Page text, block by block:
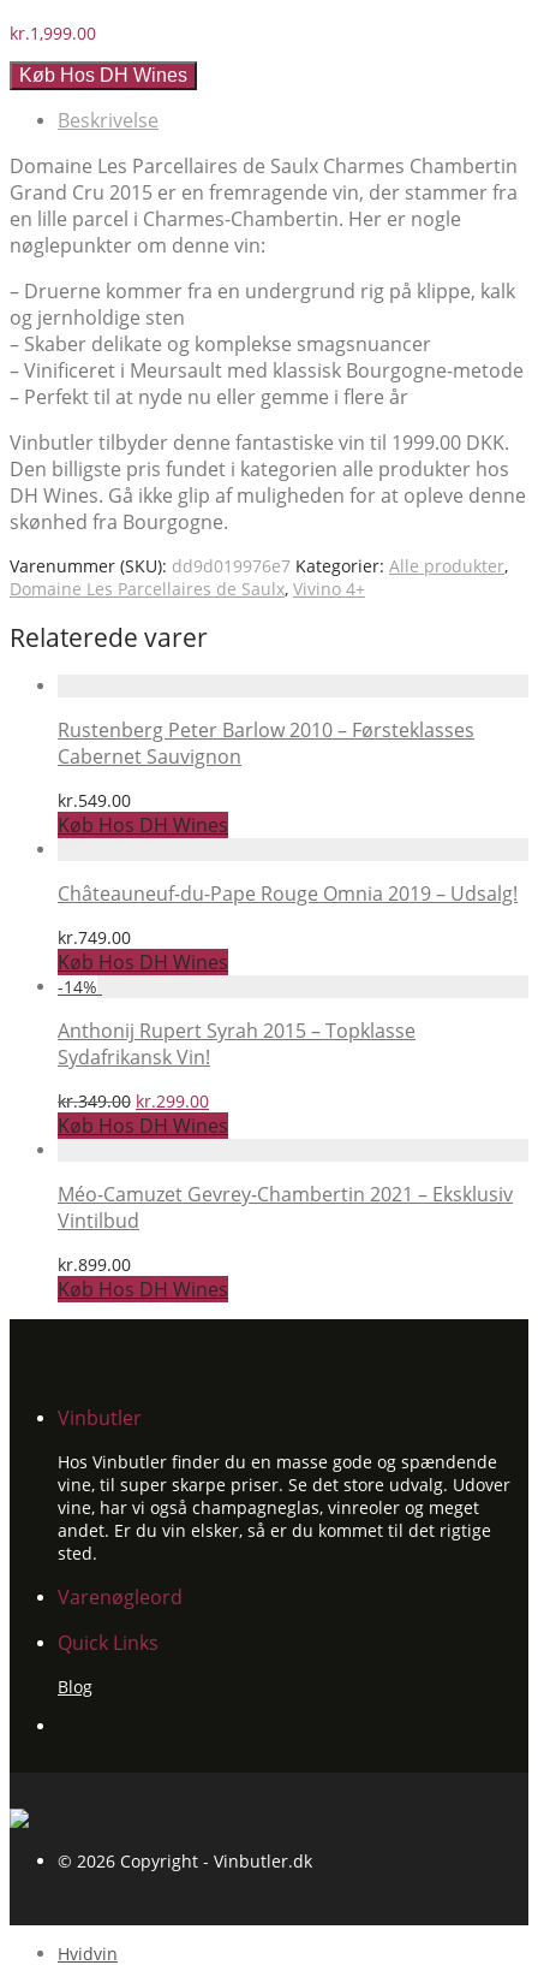
kr.1,999.00
Køb Hos DH Wines
Beskrivelse
Domaine Les Parcellaires de Saulx Charmes Chambertin
Grand Cru 2015 er en fremragende vin, der stammer fra
en lille parcel i Charmes-Chambertin. Her er nogle
nøglepunkter om denne vin:
– Druerne kommer fra en undergrund rig på klippe, kalk
og jernholdige sten
– Skaber delikate og komplekse smagsnuancer
– Vinificeret i Meursault med klassisk Bourgogne-metode
– Perfekt til at nyde nu eller gemme i flere år
Vinbutler tilbyder denne fantastiske vin til 1999.00 DKK.
Den billigste pris fundet i kategorien alle produkter hos
DH Wines. Gå ikke glip af muligheden for at opleve denne
skønhed fra Bourgogne.
Varenummer (SKU): dd9d019976e7 Kategorier: Alle produkter,
Domaine Les Parcellaires de Saulx, Vivino 4+
Relaterede varer
Rustenberg Peter Barlow 2010 – Førsteklasses
Cabernet Sauvignon
kr.549.00
Køb Hos DH Wines
Châteauneuf-du-Pape Rouge Omnia 2019 – Udsalg!
kr.749.00
Køb Hos DH Wines
-14%
Anthonij Rupert Syrah 2015 – Topklasse
Sydafrikansk Vin!
kr.349.00 Den
oprindelige
pris
kr.349.00.
kr.299.00Den
aktuelle
pris
kr.299.00.
Køb Hos DH Wines
Méo-Camuzet Gevrey-Chambertin 2021 – Eksklusiv
Vintilbud
kr.899.00
Køb Hos DH Wines
Vinbutler
Hos Vinbutler finder du en masse gode og spændende
vine, til super skarpe priser. Se det store udvalg. Udover
vine, har vi også champagneglas, vinreoler og meget
andet. Er du vin elsker, så er du kommet til det rigtige
sted.
Varenøgleord
Quick Links
Blog
© 2026 Copyright - Vinbutler.dk
Hvidvin